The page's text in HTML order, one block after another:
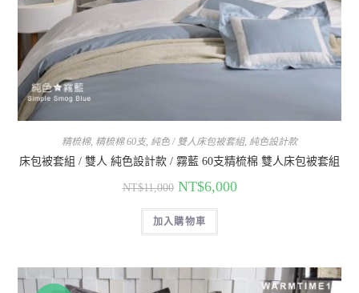
精梳棉, 精梳棉 60支, 純色 / 雙人床包被套組, 純色設計款
床包被套組 / 雙人 純色設計款 / 霧藍 60支精梳棉 雙人床包被套組
NT$11,000 NT$6,000
加入購物車